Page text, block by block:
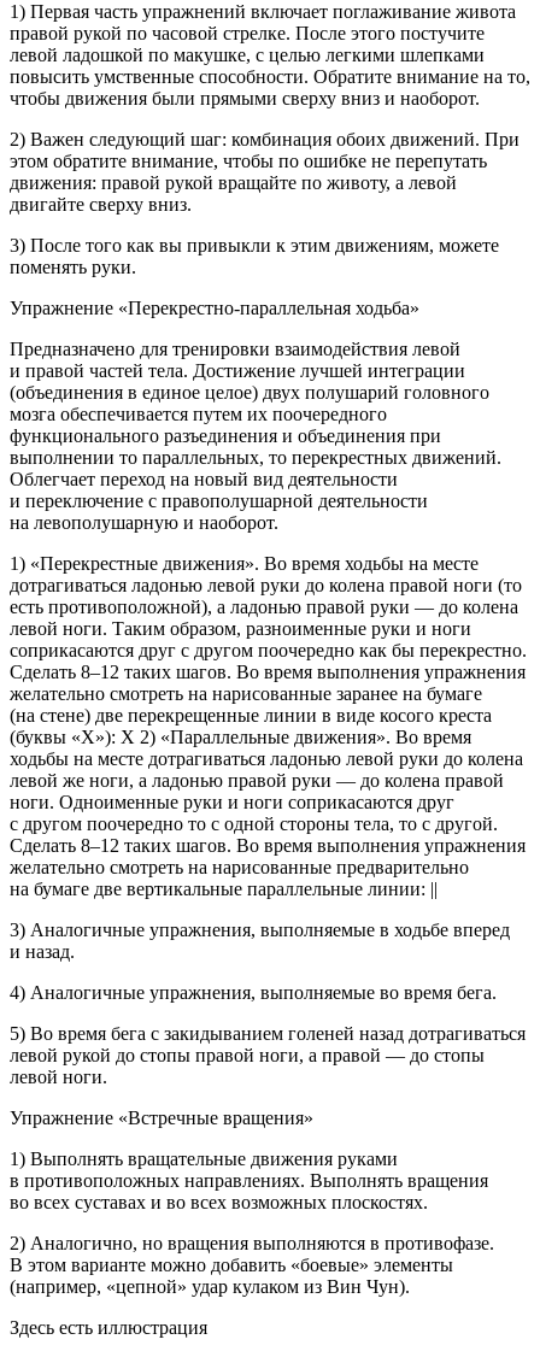
1) Первая часть упражнений включает поглаживание живота
правой рукой по часовой стрелке. После этого постучите
левой ладошкой по макушке, с целью легкими шлепками
повысить умственные способности. Обратите внимание на то,
чтобы движения были прямыми сверху вниз и наоборот.
2) Важен следующий шаг: комбинация обоих движений. При
этом обратите внимание, чтобы по ошибке не перепутать
движения: правой рукой вращайте по животу, а левой
двигайте сверху вниз.
3) После того как вы привыкли к этим движениям, можете
поменять руки.
Упражнение «Перекрестно-параллельная ходьба»
Предназначено для тренировки взаимодействия левой
и правой частей тела. Достижение лучшей интеграции
(объединения в единое целое) двух полушарий головного
мозга обеспечивается путем их поочередного
функционального разъединения и объединения при
выполнении то параллельных, то перекрестных движений.
Облегчает переход на новый вид деятельности
и переключение с правополушарной деятельности
на левополушарную и наоборот.
1) «Перекрестные движения». Во время ходьбы на месте
дотрагиваться ладонью левой руки до колена правой ноги (то
есть противоположной), а ладонью правой руки — до колена
левой ноги. Таким образом, разноименные руки и ноги
соприкасаются друг с другом поочередно как бы перекрестно.
Сделать 8–12 таких шагов. Во время выполнения упражнения
желательно смотреть на нарисованные заранее на бумаге
(на стене) две перекрещенные линии в виде косого креста
(буквы «Х»): Х 2) «Параллельные движения». Во время
ходьбы на месте дотрагиваться ладонью левой руки до колена
левой же ноги, а ладонью правой руки — до колена правой
ноги. Одноименные руки и ноги соприкасаются друг
с другом поочередно то с одной стороны тела, то с другой.
Сделать 8–12 таких шагов. Во время выполнения упражнения
желательно смотреть на нарисованные предварительно
на бумаге две вертикальные параллельные линии: ||
3) Аналогичные упражнения, выполняемые в ходьбе вперед
и назад.
4) Аналогичные упражнения, выполняемые во время бега.
5) Во время бега с закидыванием голеней назад дотрагиваться
левой рукой до стопы правой ноги, а правой — до стопы
левой ноги.
Упражнение «Встречные вращения»
1) Выполнять вращательные движения руками
в противоположных направлениях. Выполнять вращения
во всех суставах и во всех возможных плоскостях.
2) Аналогично, но вращения выполняются в противофазе.
В этом варианте можно добавить «боевые» элементы
(например, «цепной» удар кулаком из Вин Чун).
Здесь есть иллюстрация